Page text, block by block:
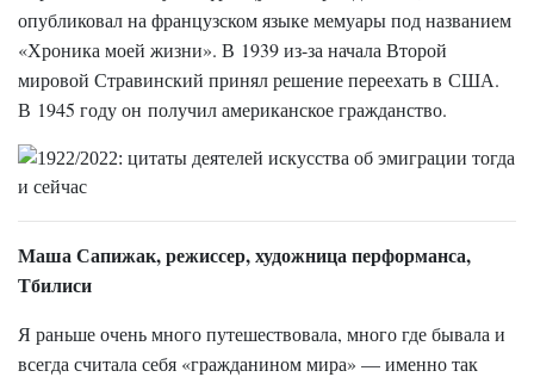
опубликовал на французском языке мемуары под названием
«Хроника моей жизни». В 1939 из-за начала Второй
мировой Стравинский принял решение переехать в США.
В 1945 году он получил американское гражданство.
Маша Сапижак, режиссер, художница перформанса,
Тбилиси
Я раньше очень много путешествовала, много где бывала и
всегда считала себя «гражданином мира» — именно так